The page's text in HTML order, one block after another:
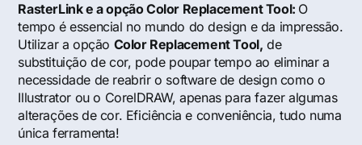
RasterLink e a opção Color Replacement Tool: O
tempo é essencial no mundo do design e da impressão.
Utilizar a opção Color Replacement Tool, de
substituição de cor, pode poupar tempo ao eliminar a
necessidade de reabrir o software de design como o
Illustrator ou o CorelDRAW, apenas para fazer algumas
alterações de cor. Eficiência e conveniência, tudo numa
única ferramenta!